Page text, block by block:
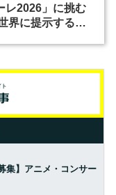
レ2026」に挑む
界に提示する美
集】アニメ・コンサー